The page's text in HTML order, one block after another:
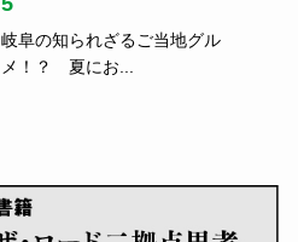
岐阜の知られざるご当地グル
メ！？ 夏にお...